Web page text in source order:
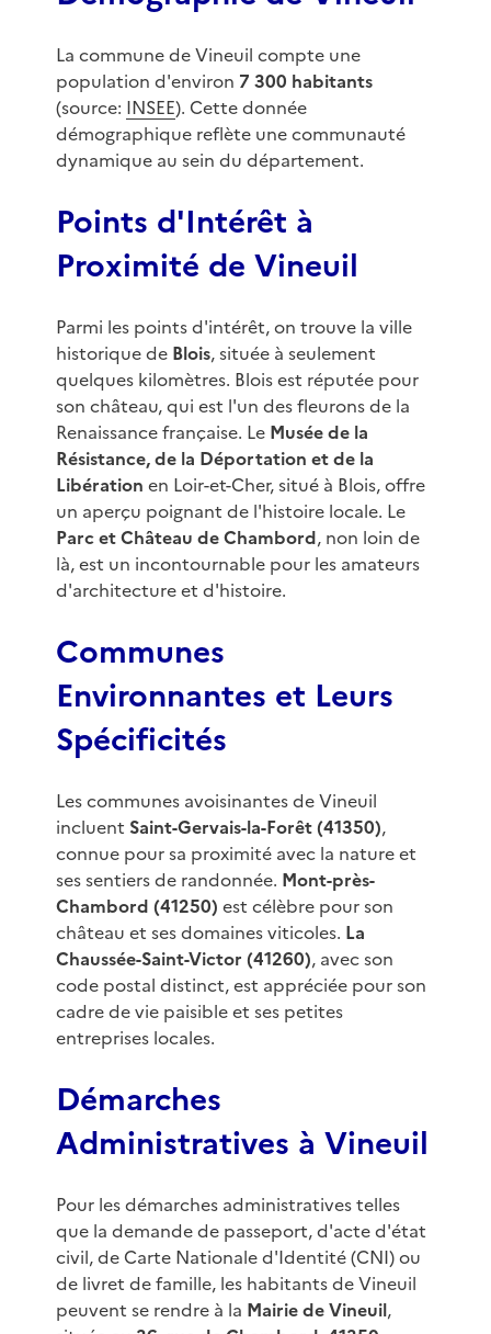
La commune de Vineuil compte une
population d'environ 7 300 habitants
(source: INSEE). Cette donnée
démographique reflète une communauté
dynamique au sein du département.
Points d'Intérêt à
Proximité de Vineuil
Parmi les points d'intérêt, on trouve la ville
historique de Blois, située à seulement
quelques kilomètres. Blois est réputée pour
son château, qui est l'un des fleurons de la
Renaissance française. Le Musée de la
Résistance, de la Déportation et de la
Libération en Loir-et-Cher, situé à Blois, offre
un aperçu poignant de l'histoire locale. Le
Parc et Château de Chambord, non loin de
là, est un incontournable pour les amateurs
d'architecture et d'histoire.
Communes
Environnantes et Leurs
Spécificités
Les communes avoisinantes de Vineuil
incluent Saint-Gervais-la-Forêt (41350),
connue pour sa proximité avec la nature et
ses sentiers de randonnée. Mont-près-
Chambord (41250) est célèbre pour son
château et ses domaines viticoles. La
Chaussée-Saint-Victor (41260), avec son
code postal distinct, est appréciée pour son
cadre de vie paisible et ses petites
entreprises locales.
Démarches
Administratives à Vineuil
Pour les démarches administratives telles
que la demande de passeport, d'acte d'état
civil, de Carte Nationale d'Identité (CNI) ou
de livret de famille, les habitants de Vineuil
peuvent se rendre à la Mairie de Vineuil,